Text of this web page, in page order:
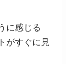
に感じる
がすぐに見